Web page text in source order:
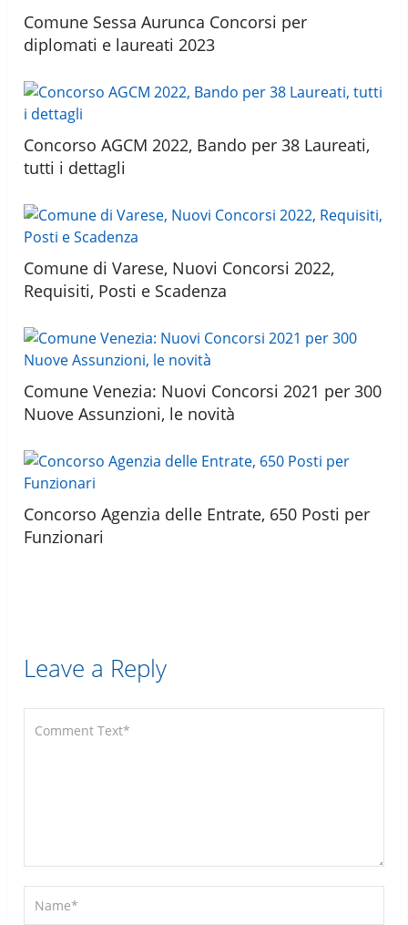
Comune Sessa Aurunca Concorsi per
diplomati e laureati 2023
Concorso AGCM 2022, Bando per 38 Laureati,
tutti i dettagli
Comune di Varese, Nuovi Concorsi 2022,
Requisiti, Posti e Scadenza
Comune Venezia: Nuovi Concorsi 2021 per 300
Nuove Assunzioni, le novità
Concorso Agenzia delle Entrate, 650 Posti per
Funzionari
Leave a Reply